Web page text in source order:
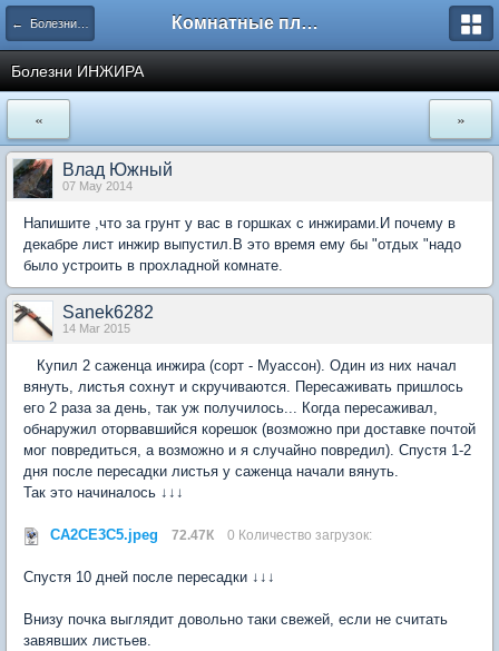
← Болезни и вредители плодовых культур Комнатные плодовые экзоты
Болезни ИНЖИРА
« »
Влад Южный
07 May 2014
Напишите ,что за грунт у вас в горшках с инжирами.И почему в
декабре лист инжир выпустил.В это время ему бы "отдых "надо
было устроить в прохладной комнате.
Sanek6282
14 Mar 2015
Купил 2 саженца инжира (сорт - Муассон). Один из них начал
вянуть, листья сохнут и скручиваются. Пересаживать пришлось
его 2 раза за день, так уж получилось... Когда пересаживал,
обнаружил оторвавшийся корешок (возможно при доставке почтой
мог повредиться, а возможно и я случайно повредил). Спустя 1-2
дня после пересадки листья у саженца начали вянуть.
Так это начиналось ↓↓↓
CA2CE3C5.jpeg 72.47К 0 Количество загрузок:
Спустя 10 дней после пересадки ↓↓↓
Внизу почка выглядит довольно таки свежей, если не считать
завявших листьев.